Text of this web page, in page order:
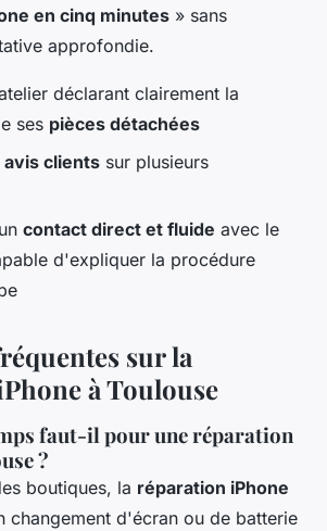
en cinq minutes » sans
approfondie.
déclarant clairement la
ses pièces détachées
avis clients sur plusieurs
contact direct et fluide avec le
d'expliquer la procédure
sur la
à Toulouse
faut-il pour une réparation
?
boutiques, la réparation iPhone
changement d'écran ou de batterie